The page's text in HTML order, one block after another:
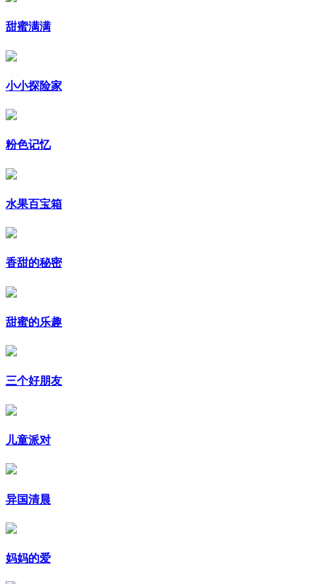
甜蜜满满
小小探险家
粉色记忆
水果百宝箱
香甜的秘密
甜蜜的乐趣
三个好朋友
儿童派对
异国清晨
妈妈的爱